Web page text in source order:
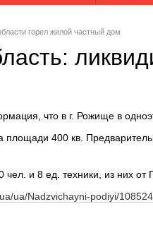
горел жилой частный дом
что в г. Рожище в
площади 400 кв.
и 8 ед. техники, из них от
ua/Nadzvichayni-podiyi/